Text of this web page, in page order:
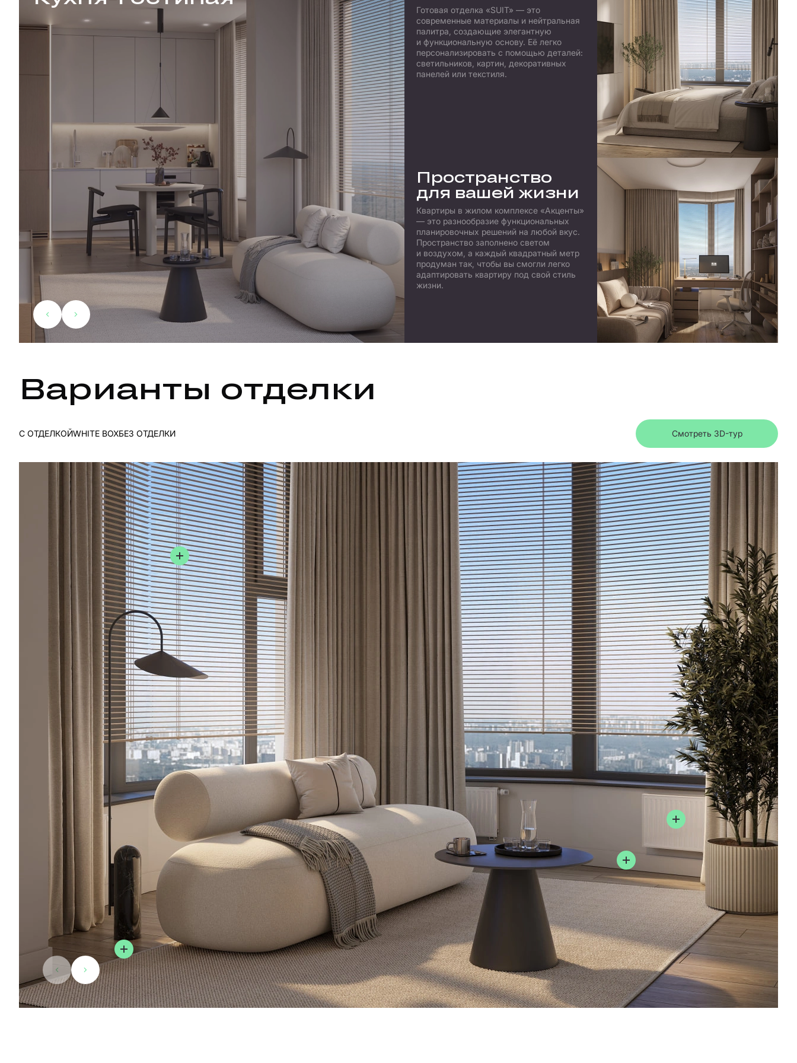
Готовая отделка «SUIT» — это
современные материалы и нейтральная
палитра, создающие элегантную
и функциональную основу. Её легко
персонализировать с помощью деталей:
светильников, картин, декоративных
панелей или текстиля.
Пространство
для вашей жизни
Квартиры в жилом комплексе «Акценты»
— это разнообразие функциональных
планировочных решений на любой вкус.
Пространство заполнено светом
и воздухом, а каждый квадратный метр
продуман так, чтобы вы смогли легко
адаптировать квартиру под свой стиль
жизни.
Варианты отделки
С ОТДЕЛКОЙWHITE BOXБЕЗ ОТДЕЛКИ Смотреть 3D-тур